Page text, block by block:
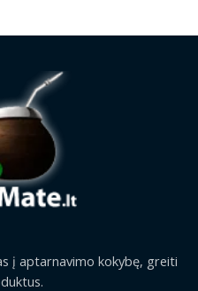
į aptarnavimo kokybę, greiti